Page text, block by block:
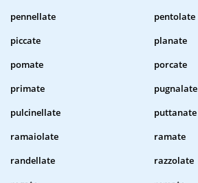
pennellate
pentolate
piccate
planate
pomate
porcate
primate
pugnalate
pulcinellate
puttanate
ramaiolate
ramate
randellate
razzolate